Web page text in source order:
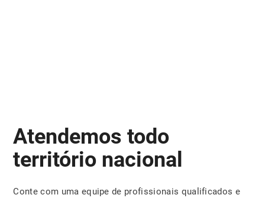
Atendemos todo
território nacional
Conte com uma equipe de profissionais qualificados e